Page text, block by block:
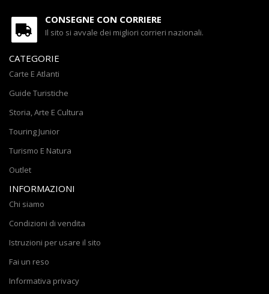
CONSEGNE CON CORRIERE
Il sito si avvale dei migliori corrieri nazionali.
CATEGORIE
Carte E Atlanti
Guide Turistiche
Storia, Arte E Cultura
Touring Junior
Turismo E Natura
Outlet
INFORMAZIONI
Chi siamo
Condizioni di vendita
Istruzioni per usare il sito
Fai un reso
Informativa privacy